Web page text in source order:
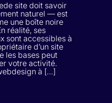
site doit savoir
naturel — est
une boîte noire
réalité, ses
sont accessibles à
d’un site
les bases peut
votre activité.
à […]